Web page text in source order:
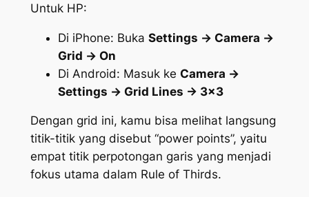
Untuk HP:
Di iPhone: Buka Settings → Camera →
Grid → On
Di Android: Masuk ke Camera →
Settings → Grid Lines → 3×3
Dengan grid ini, kamu bisa melihat langsung
titik-titik yang disebut “power points”, yaitu
empat titik perpotongan garis yang menjadi
fokus utama dalam Rule of Thirds.